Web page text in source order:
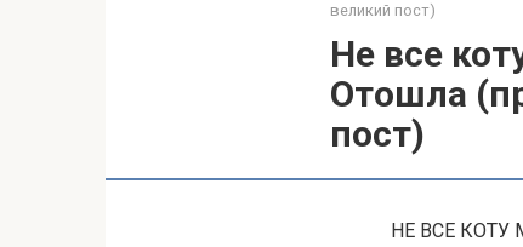
великий пост)
Не все
Отошла
пост)
НЕ ВСЕ